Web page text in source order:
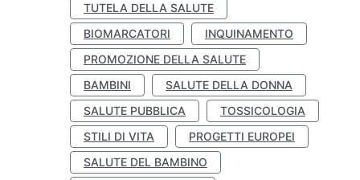
TUTELA DELLA SALUTE
BIOMARCATORI
INQUINAMENTO
PROMOZIONE DELLA SALUTE
BAMBINI
SALUTE DELLA DONNA
SALUTE PUBBLICA
TOSSICOLOGIA
STILI DI VITA
PROGETTI EUROPEI
SALUTE DEL BAMBINO